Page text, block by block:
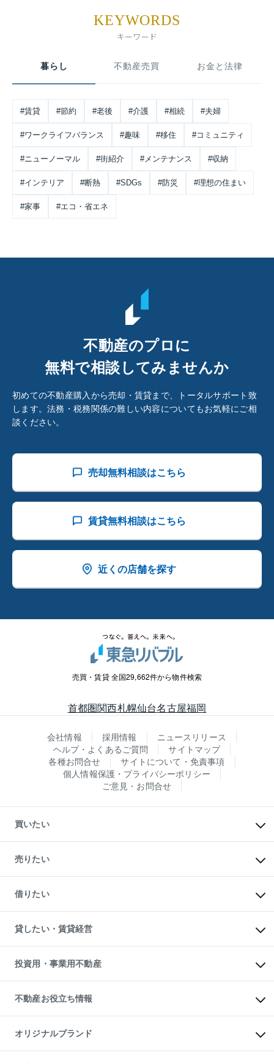
KEYWORDS
キーワード
暮らし 不動産売買 お金と法律
#賃貸 #節約 #老後 #介護 #相続 #夫婦
#ワークライフバランス #趣味 #移住 #コミュニティ
#ニューノーマル #街紹介 #メンテナンス #収納
#インテリア #断熱 #SDGs #防災 #理想の住まい
#家事 #エコ・省エネ
不動産のプロに
無料で相談してみませんか
初めての不動産購入から売却・賃貸まで、トータルサポート致
します。法務・税務関係の難しい内容についてもお気軽にご相
談ください。
売却無料相談はこちら
賃貸無料相談はこちら
近くの店舗を探す
売買・賃貸 全国29,662件から物件検索
首都圏関西札幌仙台名古屋福岡
会社情報 採用情報
ニュースリリース
ヘルプ・よくあるご質問
サイトマップ
各種お問合せ
サイトについて・免責事項
個人情報保護・プライバシーポリシー
ご意見・お問合せ
買いたい
新築・分譲マンションの購入
中古マンションの購入
一戸建ての購入
中古一戸建ての購入
不動産購入の流れ
注目キーワード物件特集
購入ガイド
English 繁体中文簡体中文
売りたい
一戸建ての売却・査定
土地の売却・査定
スピードAI査定
不動産査定について
不動産売却の流れ
不動産買換えの流れ
売却ガイド
借りたい
オフィス・店舗の賃貸
借りるときの流れ
借りるガイド
貸したい・賃貸経営
マンション賃料データ
賃貸管理プラン
リロケーションについて
貸すガイド
投資用・事業用不動産
事業用不動産
マンション投資
投資用マンション
アパート経営
収益物件
不動産お役立ち情報
マンションライブラリー
人気マンションランキング
暮らしに役立つ不動産メディア
オリジナルブランド